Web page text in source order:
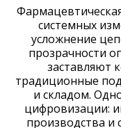
системных
усложнение
прозрачности
заставляют
традиционные
и складом.
цифровизации:
производства и